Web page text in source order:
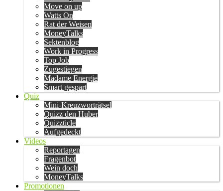
Move on up
Watts On
Rat der Weisen
MoneyTalks
Sektenblog
Work in Progress
Top Job
Zugestiegen
Madame Energie
Smart gespart
Quiz
Mini-Kreuzworträtsel
Quizz den Huber
Quizzticle
Aufgedeckt
Videos
Reportagen
Fragenbot
Wein doch
MoneyTalks
Promotionen